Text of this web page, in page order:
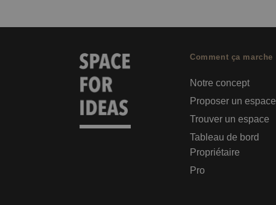
Comment ça marche
Notre concept
Proposer un espace
Trouver un espace
Tableau de bord
Propriétaire
Pro